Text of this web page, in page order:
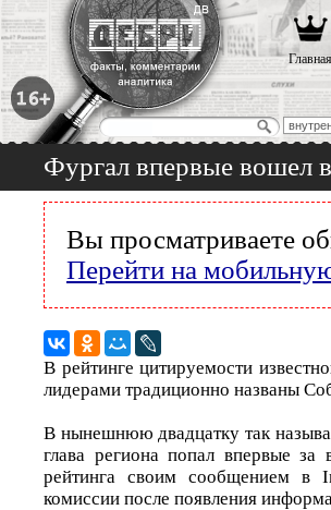
Главная
Фургал впервые вошел
Вы просматриваете
Перейти на
В рейтинге цитируемости
лидерами традиционно названы
В нынешнюю двадцатку так
глава региона попал впервые
рейтинга своим сообщением в
комиссии после появления